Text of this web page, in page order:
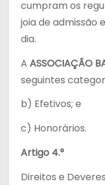
cumpram os
joia de admissão
dia.
A ASSOCIAÇÃO
seguintes
b) Efetivos; e
c) Honorários.
Artigo 4.°
Direitos e Deveres